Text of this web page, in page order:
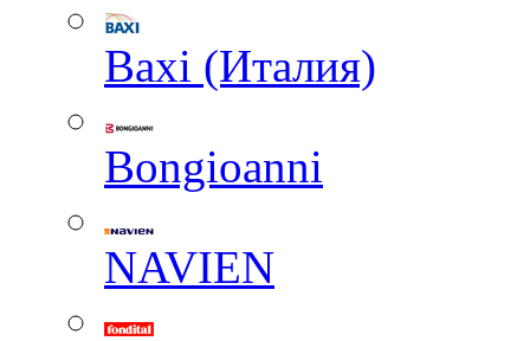
Baxi (Италия)
Вongioanni
NAVIEN